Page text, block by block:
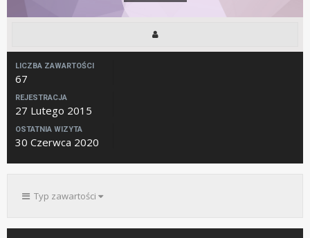
LICZBA ZAWARTOŚCI
67
REJESTRACJA
27 Lutego 2015
OSTATNIA WIZYTA
30 Czerwca 2020
Typ zawartości